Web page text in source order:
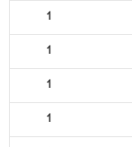
1
1
1
1